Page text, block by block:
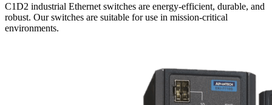
C1D2 industrial Ethernet switches are energy-efficient, durable, and
robust. Our switches are suitable for use in mission-critical
environments.